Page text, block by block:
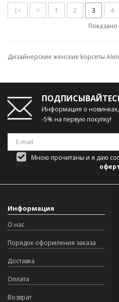
|< < 1 2 3 4
Показано
Дизайнерские женские kорсеты
Информация о
-5% на первую покупку!
Мною прочитаны и я даю
Информация
О нас
Порядок оформления заказа
Доставка
Оплата
Возврат